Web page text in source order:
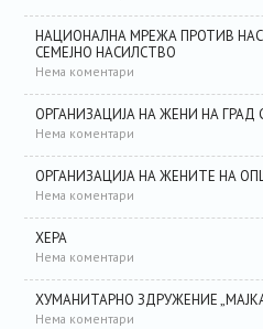
НАЦИОНАЛНА МРЕЖА ПРОТИВ
СЕМЕЈНО НАСИЛСТВО
Нема коментари
ОРГАНИЗАЦИЈА НА ЖЕНИ НА ГРАД
Нема коментари
ОРГАНИЗАЦИЈА НА ЖЕНИТЕ НА
Нема коментари
ХЕРА
Нема коментари
ХУМАНИТАРНО ЗДРУЖЕНИЕ
Нема коментари